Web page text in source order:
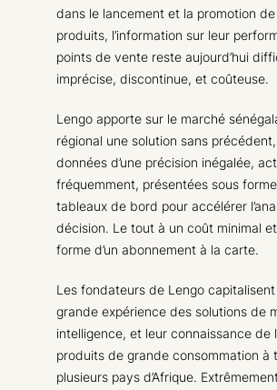
dans le lancement et la promotion
produits, l’information sur leur
points de vente reste aujourd’hui
imprécise, discontinue, et coûteuse.
Lengo apporte sur le marché
régional une solution sans
données d’une précision inégalée,
fréquemment, présentées sous
tableaux de bord pour accélérer
décision. Le tout à un coût minimal
forme d’un abonnement à la carte.
Les fondateurs de Lengo
grande expérience des solutions de
intelligence, et leur connaissance de
produits de grande consommation à
plusieurs pays d’Afrique.